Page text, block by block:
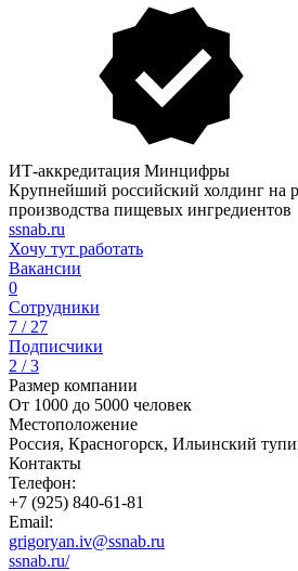
ИТ-аккредитация Минцифры
Крупнейший российский холдинг на
производства пищевых ингредиентов
ssnab.ru
Хочу тут работать
Вакансии
0
Сотрудники
7 / 27
Подписчики
2 / 3
Размер компании
От 1000 до 5000 человек
Местоположение
Россия, Красногорск, Ильинский
Контакты
Телефон:
+7 (925) 840-61-81
Email:
grigoryan.iv@ssnab.ru
ssnab.ru/